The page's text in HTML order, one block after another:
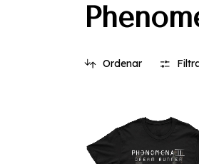
Ordenar